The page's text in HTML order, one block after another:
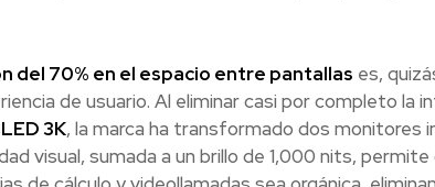
del 70% en el espacio entre pantallas es,
de usuario. Al eliminar casi por completo la
3K, la marca ha transformado dos monitores
visual, sumada a un brillo de 1,000 nits,